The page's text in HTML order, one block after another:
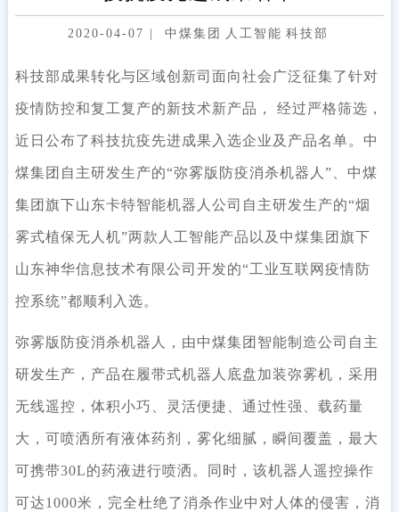
2020-04-07 中煤集团 人工智能 科技部
科技部成果转化与区域创新司面向社会广泛征集了针对
疫情防控和复工复产的新技术新产品， 经过严格筛选，
近日公布了科技抗疫先进成果入选企业及产品名单。中
煤集团自主研发生产的“弥雾版防疫消杀机器人”、中煤
集团旗下山东卡特智能机器人公司自主研发生产的“烟
雾式植保无人机”两款人工智能产品以及中煤集团旗下
山东神华信息技术有限公司开发的“工业互联网疫情防
控系统”都顺利入选。
弥雾版防疫消杀机器人，由中煤集团智能制造公司自主
研发生产，产品在履带式机器人底盘加装弥雾机，采用
无线遥控，体积小巧、灵活便捷、通过性强、载药量
大，可喷洒所有液体药剂，雾化细腻，瞬间覆盖，最大
可携带30L的药液进行喷洒。同时，该机器人遥控操作
可达1000米，完全杜绝了消杀作业中对人体的侵害，消